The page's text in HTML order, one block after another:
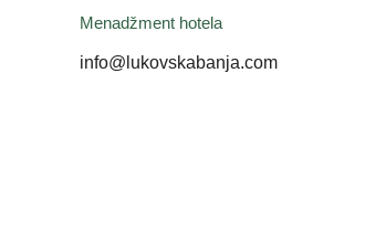
Menadžment hotela
info@lukovskabanja.com